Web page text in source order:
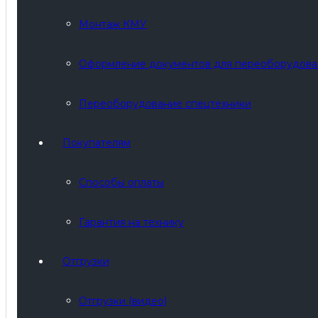
Монтаж КМУ
Оформление документов для
Переоборудование спецтехники
Покупателям
Cпособы оплаты
Гарантия на технику
Отгрузки
Отгрузки (видео)